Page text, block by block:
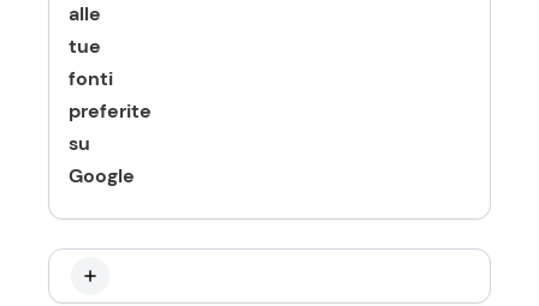
alle
tue
fonti
preferite
su
Google